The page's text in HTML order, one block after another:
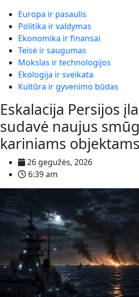
Europa ir pasaulis
Politika ir valdymas
Ekonomika ir finansai
Teisė ir saugumas
Mokslas ir technologijos
Ekologija ir sveikata
Kultūra ir gyvenimo būdas
Eskalacija Persijos
sudavė naujus
kariniams
26 gegužės, 2026
6:39 am